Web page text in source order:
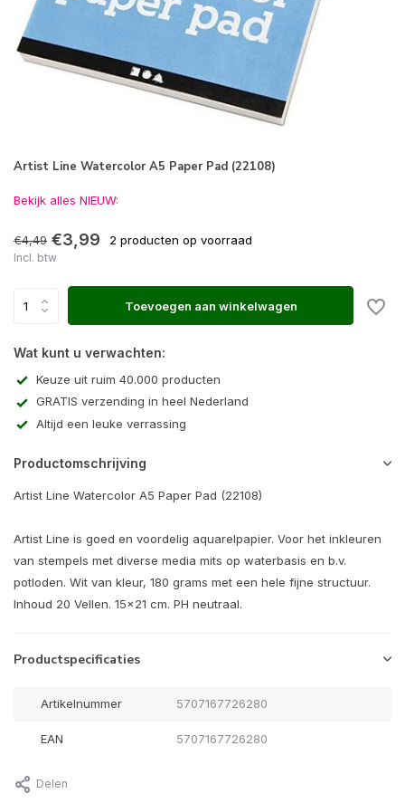
Artist Line Watercolor A5 Paper Pad (22108)
Bekijk alles NIEUW:
€4,49 €3,99 2 producten op voorraad
Incl. btw
Toevoegen aan winkelwagen
Wat kunt u verwachten:
Keuze uit ruim 40.000 producten
GRATIS verzending in heel Nederland
Altijd een leuke verrassing
Productomschrijving
Artist Line Watercolor A5 Paper Pad (22108)
Artist Line is goed en voordelig aquarelpapier. Voor het inkleuren
van stempels met diverse media mits op waterbasis en b.v.
potloden. Wit van kleur, 180 grams met een hele fijne structuur.
Inhoud 20 Vellen. 15x21 cm. PH neutraal.
Productspecificaties
Artikelnummer 5707167726280
EAN 5707167726280
Delen